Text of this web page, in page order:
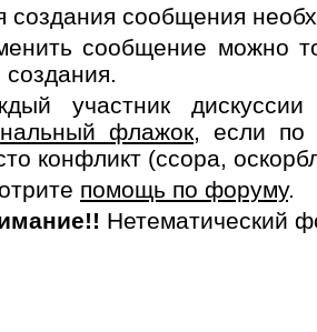
создания сообщения
сообщение можно
создания.
участник
флажок, если по
конфликт (ссора,
помощь по форуму.
Нетематический